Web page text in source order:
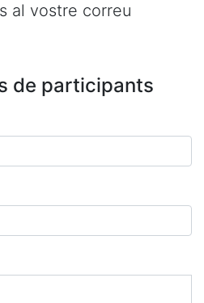
al vostre correu
de participants